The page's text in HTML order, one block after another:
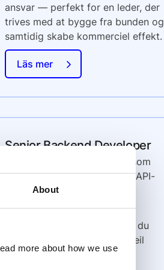
About
more about how we use
ansvar — perfekt for en leder, der
trives med at bygge fra bunden og
samtidig skabe kommerciel effekt.
Läs mer
Senior Backend Developer
Bygg betalingsinfrastruktur som
håndterer 150M+ månedlige API-
Hos Dintero jobber du ikke i
ytterkantene av et produkt - du
bygger kjernesystemer der feil
faktisk betyr noe.